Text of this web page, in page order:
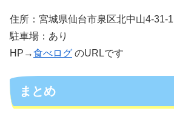
住所：宮城県仙台市泉区北中山4-31-1
駐車場：あり
HP→食べログ のURLです
まとめ